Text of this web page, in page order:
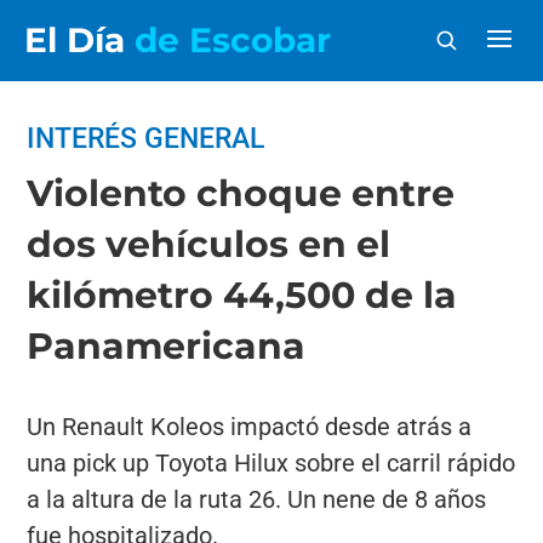
El Día de Escobar
INTERÉS GENERAL
Violento choque entre
dos vehículos en el
kilómetro 44,500 de la
Panamericana
Un Renault Koleos impactó desde atrás a
una pick up Toyota Hilux sobre el carril rápido
a la altura de la ruta 26. Un nene de 8 años
fue hospitalizado.